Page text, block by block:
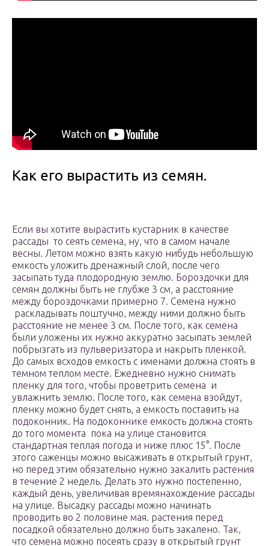
Как его вырастить из семян.
Если вы хотите вырастить кустарник в качестве
рассады то сеять семена, ну, что в самом начале
весны. Летом можно взять какую нибудь небольшую
емкость уложить дренажный слой, после чего
засыпать туда плодородную землю. Бороздочки для
семян должны быть не глубже 3 см, а расстояние
между бороздочками примерно 7. Семена нужно
раскладывать поштучно, между ними должно быть
расстояние не менее 3 см. После того, как семена
были уложены их нужно аккуратно засыпать землей
побрызгать из пульверизатора и накрыть пленкой.
До самых всходов емкость с именами должна стоять в
темном теплом месте. Ежедневно нужно снимать
пленку для того, чтобы проветрить семена и
увлажнить землю. После того, как семена взойдут,
пленку можно будет снять, а емкость поставить на
подоконник. На подоконнике емкость должна стоять
до того момента пока на улице становится
стандартная теплая погода и ниже плюс 15°. После
этого саженцы можно высаживать в открытый грунт,
но перед этим обязательно нужно закалить растения
в течение 2 недель. Делать это нужно постепенно,
каждый день, увеличивая времянахождение рассады
на улице. Высадку рассады можно начинать
проводить во 2 половине мая. растения перед
посадкой обязательно должно быть закалено. Так,
что семена можно посеять сразу в открытый грунт